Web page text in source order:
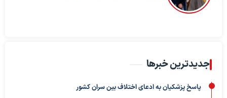
جدیدترین خبرها
پاسخ پزشکیان به ادعای اختلاف بین سران کشور